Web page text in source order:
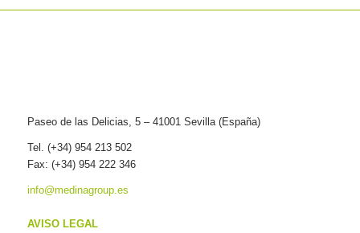
Paseo de las Delicias, 5 – 41001 Sevilla (España)
Tel. (+34) 954 213 502
Fax: (+34) 954 222 346
info@medinagroup.es
AVISO LEGAL